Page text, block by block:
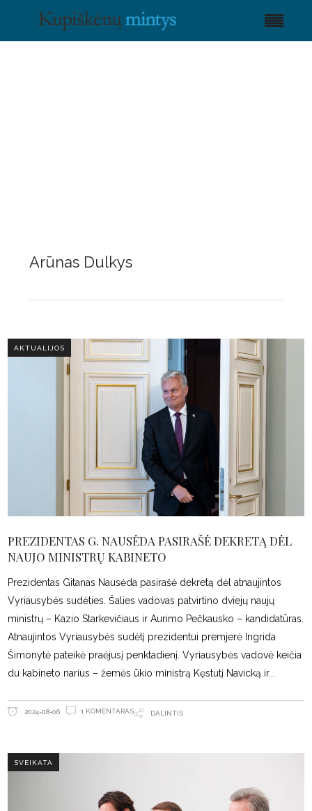
Arūnas Dulkys
AKTUALIJOS
PREZIDENTAS G. NAUSĖDA PASIRAŠĖ DEKRETĄ DĖL
NAUJO MINISTRŲ KABINETO
Prezidentas Gitanas Nausėda pasirašė dekretą dėl atnaujintos
Vyriausybės sudėties. Šalies vadovas patvirtino dviejų naujų
ministrų – Kazio Starkevičiaus ir Aurimo Pečkausko – kandidatūras.
Atnaujintos Vyriausybės sudėtį prezidentui premjerė Ingrida
Šimonytė pateikė praėjusį penktadienį. Vyriausybės vadovė keičia
du kabineto narius – žemės ūkio ministrą Kęstutį Navicką ir
2024-08-06 1 KOMENTARAS DALINTIS
SVEIKATA